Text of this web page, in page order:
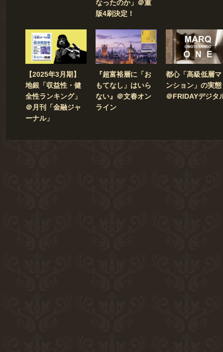
なったのか」＠重
版4刷決定！
【2025年3月期】
地銀「収益性・健
全性ランキング」
＠月刊「金融ジャ
ーナル」
『超富裕層に「お
もてなし」はいら
ない』＠文春オン
ライン
都心「高級低層マ
ンション」の実態
＠FRIDAYデジタ